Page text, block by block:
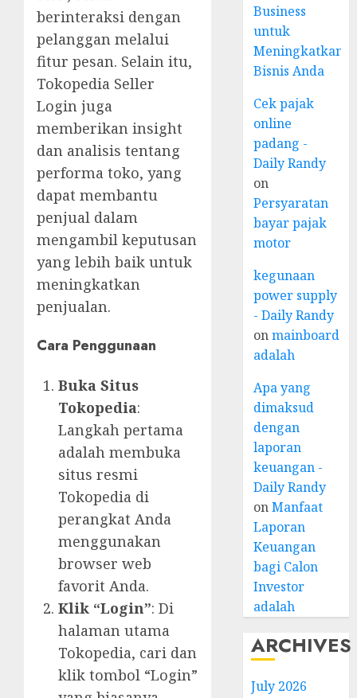
berinteraksi dengan
pelanggan melalui
fitur pesan. Selain itu,
Tokopedia Seller
Login juga
memberikan insight
dan analisis tentang
performa toko, yang
dapat membantu
penjual dalam
mengambil keputusan
yang lebih baik untuk
meningkatkan
penjualan.
Cara Penggunaan
Buka Situs
Tokopedia:
Langkah pertama
adalah membuka
situs resmi
Tokopedia di
perangkat Anda
menggunakan
browser web
favorit Anda.
Klik “Login”: Di
halaman utama
Tokopedia, cari dan
klik tombol “Login”
Business
untuk
Meningkatkan
Bisnis Anda
Cek pajak
online
padang -
Daily Randy
on
Persyaratan
bayar pajak
motor
kegunaan
power supply
- Daily Randy
onmainboard
adalah
Apa yang
dimaksud
dengan
laporan
keuangan -
Daily Randy
onManfaat
Laporan
Keuangan
bagi Calon
Investor
adalah
ARCHIVES
July 2026